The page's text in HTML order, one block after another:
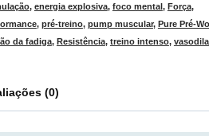
, energia explosiva, foco mental, Força,
, pré-treino, pump muscular, Pure Pré-
da fadiga, Resistência, treino intenso,
(0)